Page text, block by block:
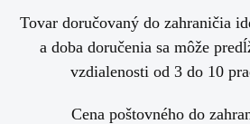
Tovar doručovaný do zahraničia
a doba doručenia sa môže
vzdialenosti od 3 do 10
Cena poštovného do